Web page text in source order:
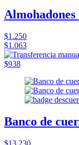
$1.250
$1.063
$938
Banco de
$13.230